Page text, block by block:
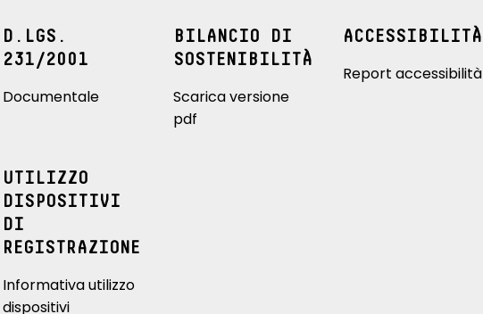
D.LGS.
231/2001
Documentale
BILANCIO DI
SOSTENIBILITÀ
Scarica versione
pdf
ACCESSIBILITÀ
Report accessibilità
UTILIZZO
DISPOSITIVI
DI
REGISTRAZIONE
Informativa utilizzo
dispositivi